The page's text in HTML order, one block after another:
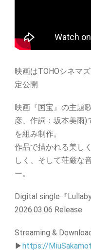
映画はTOHOシネマ
定公開
映画『国宝』の主題
彦、作詞：坂本美雨)
を組み制作。
作品で描かれる美し
しく、そして荘厳な
ー。
Digital single『Lullaby
2026.03.06 Release
Streaming &
▶https://